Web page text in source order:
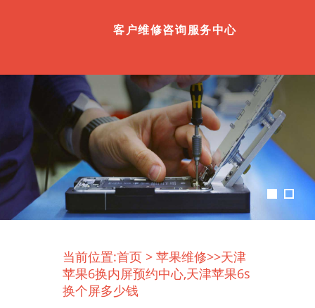
客户维修咨询服务中心
当前位置:首页 > 苹果维修>>天津
苹果6换内屏预约中心,天津苹果6s
换个屏多少钱